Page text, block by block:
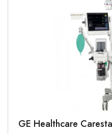
GE Healthcare